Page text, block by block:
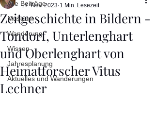
Alle Beiträge
Museum
Wanderung
Wissen
Jahresplanung
Aktuelles und Wanderungen
Zeitgeschichte in Bildern -
Tondorf, Unterlenghart
und Oberlenghart von
Heimatforscher Vitus
Lechner
17. Nov. 2023 1 Min. Lesezeit